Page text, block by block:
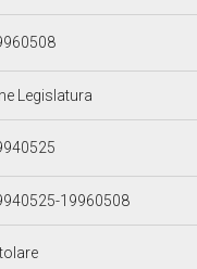
Legislatura
19960508